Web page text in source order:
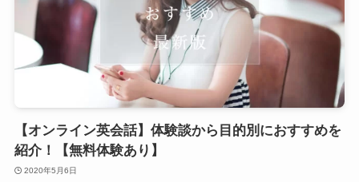
【オンライン英会話】体験談から目的別におすすめを
紹介！【無料体験あり】
2020年5月6日